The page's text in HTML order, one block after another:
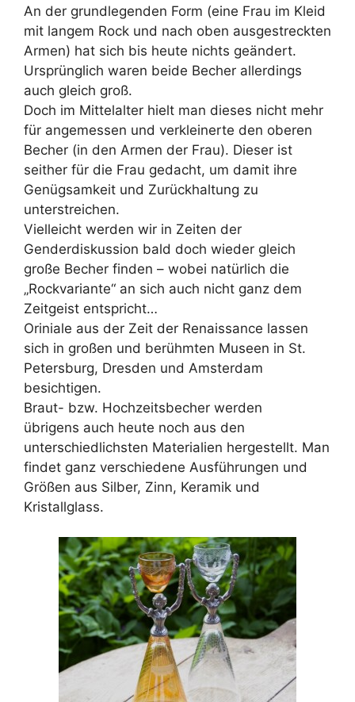
An der grundlegenden Form (eine Frau im Kleid
mit langem Rock und nach oben ausgestreckten
Armen) hat sich bis heute nichts geändert.
Ursprünglich waren beide Becher allerdings
auch gleich groß.
Doch im Mittelalter hielt man dieses nicht mehr
für angemessen und verkleinerte den oberen
Becher (in den Armen der Frau). Dieser ist
seither für die Frau gedacht, um damit ihre
Genügsamkeit und Zurückhaltung zu
unterstreichen.
Vielleicht werden wir in Zeiten der
Genderdiskussion bald doch wieder gleich
große Becher finden – wobei natürlich die
„Rockvariante“ an sich auch nicht ganz dem
Zeitgeist entspricht…
Oriniale aus der Zeit der Renaissance lassen
sich in großen und berühmten Museen in St.
Petersburg, Dresden und Amsterdam
besichtigen.
Braut- bzw. Hochzeitsbecher werden
übrigens auch heute noch aus den
unterschiedlichsten Materialien hergestellt. Man
findet ganz verschiedene Ausführungen und
Größen aus Silber, Zinn, Keramik und
Kristallglass.